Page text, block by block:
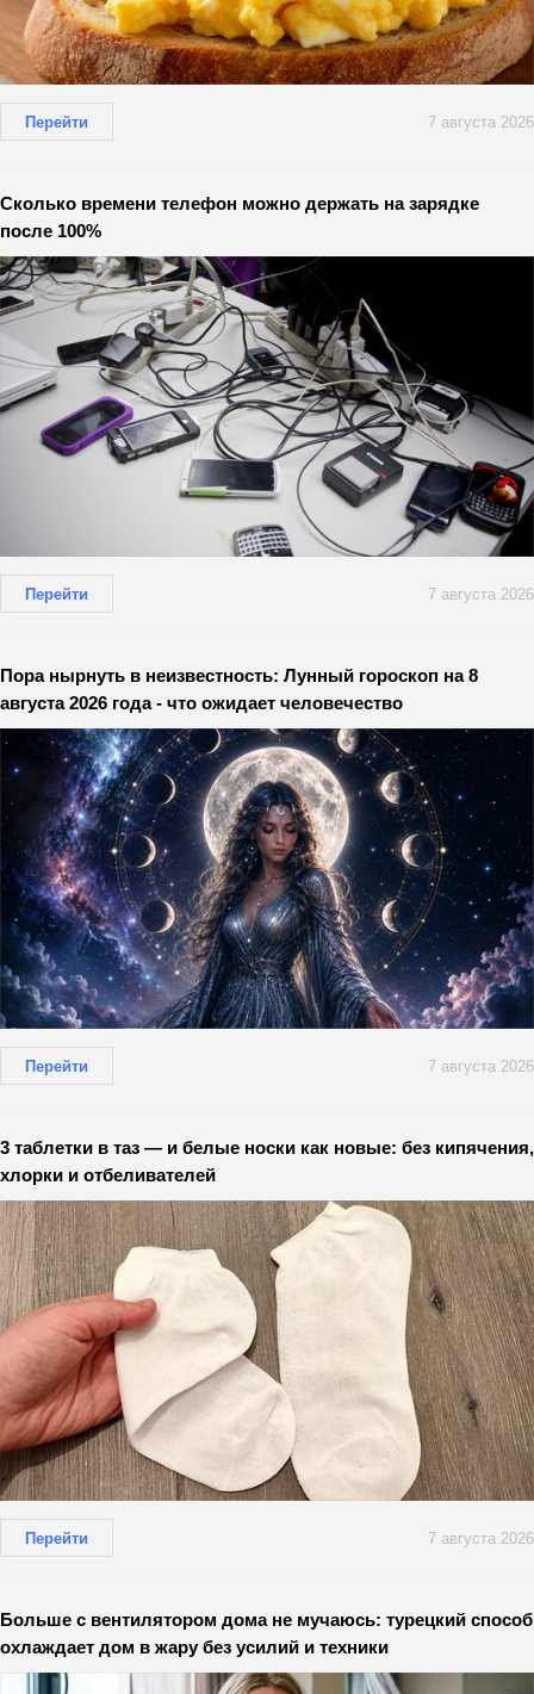
Перейти 7 августа 2026
Сколько времени телефон можно держать на зарядке
после 100%
Перейти 7 августа 2026
Пора нырнуть в неизвестность: Лунный гороскоп на 8
августа 2026 года - что ожидает человечество
Перейти 7 августа 2026
3 таблетки в таз — и белые носки как новые: без кипячения,
хлорки и отбеливателей
Перейти 7 августа 2026
Больше с вентилятором дома не мучаюсь: турецкий способ
охлаждает дом в жару без усилий и техники